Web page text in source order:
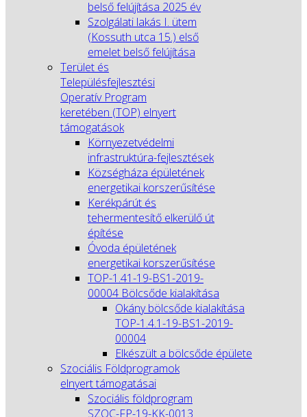
belső felújítása 2025 év
Szolgálati lakás I. ütem
(Kossuth utca 15.) első
emelet belső felújítása
Terület és
Településfejlesztési
Operatív Program
keretében (TOP) elnyert
támogatások
Környezetvédelmi
infrastruktúra-fejlesztések
Községháza épületének
energetikai korszerűsítése
Kerékpárút és
tehermentesítő elkerülő út
építése
Óvoda épületének
energetikai korszerűsítése
TOP-1.41-19-BS1-2019-
00004 Bölcsőde kialakítása
Okány bölcsőde kialakítása
TOP-1.4.1-19-BS1-2019-
00004
Elkészült a bölcsőde épülete
Szociális Földprogramok
elnyert támogatásai
Szociális földprogram
SZOC-FP-19-KK-0013